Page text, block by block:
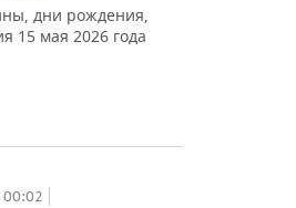
дни рождения,
15 мая 2026 года